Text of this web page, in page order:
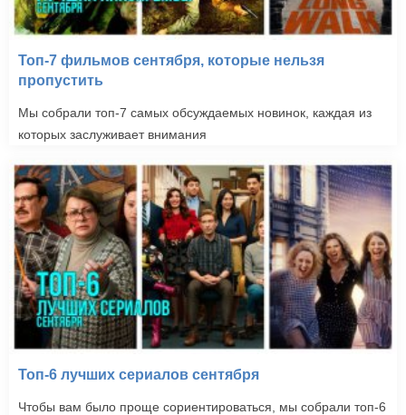
Топ-7 фильмов сентября, которые нельзя
пропустить
Мы собрали топ-7 самых обсуждаемых новинок, каждая из
которых заслуживает внимания
Топ-6 лучших сериалов сентября
Чтобы вам было проще сориентироваться, мы собрали топ-6